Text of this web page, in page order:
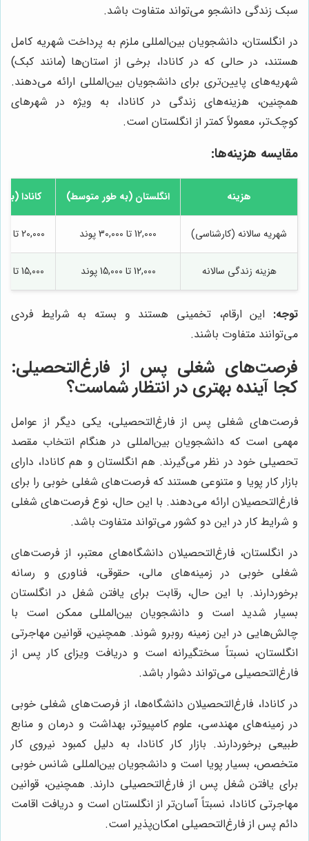
سبک زندگی دانشجو می‌تواند متفاوت باشد.
در انگلستان، دانشجویان بین‌المللی ملزم به پرداخت شهریه کامل
هستند، در حالی که در کانادا، برخی از استان‌ها (مانند کبک)
شهریه‌های پایین‌تری برای دانشجویان بین‌المللی ارائه می‌دهند.
همچنین، هزینه‌های زندگی در کانادا، به ویژه در شهرهای
کوچک‌تر، معمولاً کمتر از انگلستان است.
مقایسه هزینه‌ها:
هزینه انگلستان (به طور متوسط) کانادا
شهریه سالانه (کارشناسی) 12,000 تا 30,000 پوند 20,000 تا 40,000 دلار کانادا
هزینه زندگی سالانه 12,000 تا 15,000 پوند 15,000 تا 20,000 دلار کانادا
توجه: این ارقام، تخمینی هستند و بسته به شرایط فردی
می‌توانند متفاوت باشند.
فرصت‌های شغلی پس از فارغ‌التحصیلی:
کجا آینده بهتری در انتظار شماست؟
فرصت‌های شغلی پس از فارغ‌التحصیلی، یکی دیگر از عوامل
مهمی است که دانشجویان بین‌المللی در هنگام انتخاب مقصد
تحصیلی خود در نظر می‌گیرند. هم انگلستان و هم کانادا، دارای
بازار کار پویا و متنوعی هستند که فرصت‌های شغلی خوبی را برای
فارغ‌التحصیلان ارائه می‌دهند. با این حال، نوع فرصت‌های شغلی
و شرایط کار در این دو کشور می‌تواند متفاوت باشد.
در انگلستان، فارغ‌التحصیلان دانشگاه‌های معتبر، از فرصت‌های
شغلی خوبی در زمینه‌های مالی، حقوقی، فناوری و رسانه
برخوردارند. با این حال، رقابت برای یافتن شغل در انگلستان
بسیار شدید است و دانشجویان بین‌المللی ممکن است با
چالش‌هایی در این زمینه روبرو شوند. همچنین، قوانین مهاجرتی
انگلستان، نسبتاً سختگیرانه است و دریافت ویزای کار پس از
فارغ‌التحصیلی می‌تواند دشوار باشد.
در کانادا، فارغ‌التحصیلان دانشگاه‌ها، از فرصت‌های شغلی خوبی
در زمینه‌های مهندسی، علوم کامپیوتر، بهداشت و درمان و منابع
طبیعی برخوردارند. بازار کار کانادا، به دلیل کمبود نیروی کار
متخصص، بسیار پویا است و دانشجویان بین‌المللی شانس خوبی
برای یافتن شغل پس از فارغ‌التحصیلی دارند. همچنین، قوانین
مهاجرتی کانادا، نسبتاً آسان‌تر از انگلستان است و دریافت اقامت
دائم پس از فارغ‌التحصیلی امکان‌پذیر است.